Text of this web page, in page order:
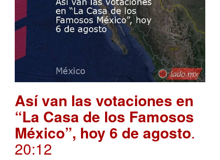
Así van las votaciones en
“La Casa de los Famosos
México”, hoy 6 de agosto.
20:12